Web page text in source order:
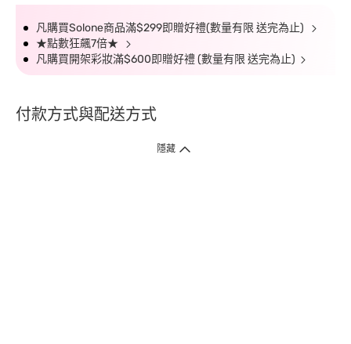
凡購買Solone商品滿$299即贈好禮(數量有限 送完為止)
★點數狂飆7倍★
凡購買開架彩妝滿$600即贈好禮 (數量有限 送完為止)
付款方式與配送方式
隱藏